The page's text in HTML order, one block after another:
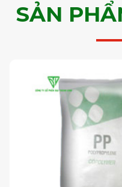
SẢN